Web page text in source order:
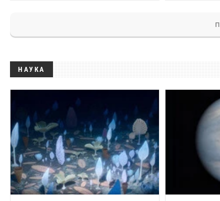
НАУКА